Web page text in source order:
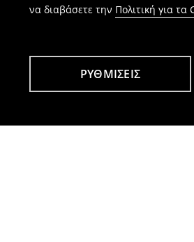
να διαβάσετε την Πολιτική για τα
ΡΥΘΜΊΣΕΙΣ